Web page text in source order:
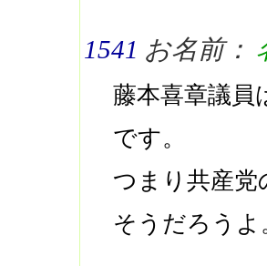
1541 お名前：
藤本喜章議員
です。
つまり共産党
そうだろう